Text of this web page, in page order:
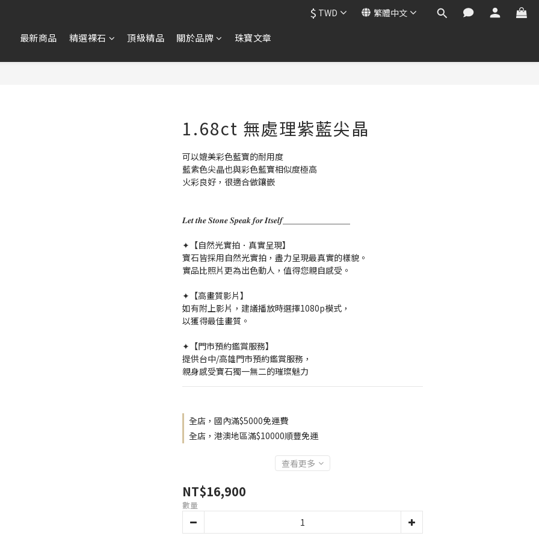
$ TWD 繁體中文
最新商品 精選裸石 頂級精品 關於品牌 珠寶文章
1.68ct 無處理紫藍尖晶
可以媲美彩色藍寶的耐用度
藍紫色尖晶也與彩色藍寶相似度極高
火彩良好，很適合做鑲嵌
𝑳𝒆𝒕 𝒕𝒉𝒆 𝑺𝒕𝒐𝒏𝒆 𝑺𝒑𝒆𝒂𝒌 𝒇𝒐𝒓 𝑰𝒕𝒔𝒆𝒍𝒇＿＿＿＿＿＿＿＿
✦【自然光實拍．真實呈現】
寶石皆採用自然光實拍，盡力呈現最真實的樣貌。
實品比照片更為出色動人，值得您親自感受。
✦【高畫質影片】
如有附上影片，建議播放時選擇1080p模式，
以獲得最佳畫質。
✦【門市預約鑑賞服務】
提供台中/高雄門市預約鑑賞服務，
親身感受寶石獨一無二的璀璨魅力
全店，國內滿$5000免運費
全店，港澳地區滿$10000順豐免運
查看更多
NT$16,900
數量